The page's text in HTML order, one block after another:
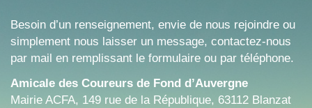
Besoin d’un renseignement, envie de nous rejoindre ou
simplement nous laisser un message, contactez-nous
par mail en remplissant le formulaire ou par téléphone.
Amicale des Coureurs de Fond d’Auvergne
Mairie ACFA, 149 rue de la République, 63112 Blanzat